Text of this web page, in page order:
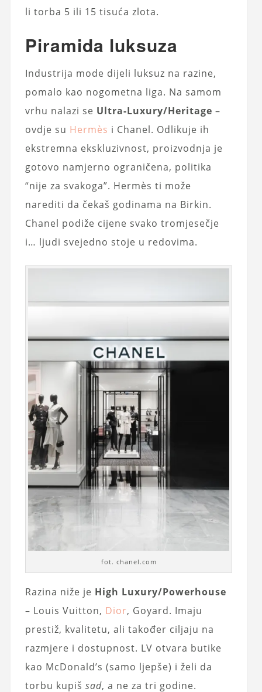
li torba 5 ili 15 tisuća zlota.
Piramida luksuza
Industrija mode dijeli luksuz na razine,
pomalo kao nogometna liga. Na samom
vrhu nalazi se Ultra‑Luxury/Heritage –
ovdje su Hermès i Chanel. Odlikuje ih
ekstremna ekskluzivnost, proizvodnja je
gotovo namjerno ograničena, politika
“nije za svakoga”. Hermès ti može
narediti da čekaš godinama na Birkin.
Chanel podiže cijene svako tromjesečje
i… ljudi svejedno stoje u redovima.
fot. chanel.com
Razina niže je High Luxury/Powerhouse
– Louis Vuitton, Dior, Goyard. Imaju
prestiž, kvalitetu, ali također ciljaju na
razmjere i dostupnost. LV otvara butike
kao McDonald’s (samo ljepše) i želi da
torbu kupiš sad, a ne za tri godine.